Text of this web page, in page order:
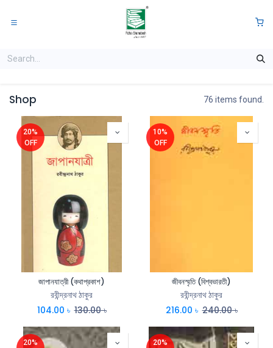
Shop 76 items found.
20%
OFF
জাপানযাত্রী (কথাপ্রকাশ)
রবীন্দ্রনাথ ঠাকুর
104.00 ৳ 130.00৳
10%
OFF
জীবনস্মৃতি (বিশ্বভারতী)
রবীন্দ্রনাথ ঠাকুর
216.00 ৳ 240.00৳
20%
20%